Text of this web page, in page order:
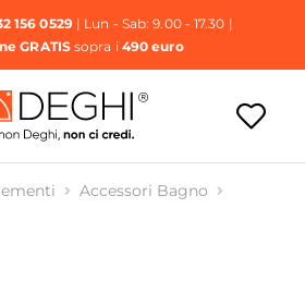
156 0529| Lun - Sab: 9.00 - 17.30 |
GRATISsopra i 490 euro
Accessori Bagno